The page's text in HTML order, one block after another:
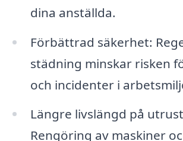
dina anställda.
Förbättrad säkerhet:
städning minskar risken
och incidenter i
Längre livslängd på
Rengöring av maskiner